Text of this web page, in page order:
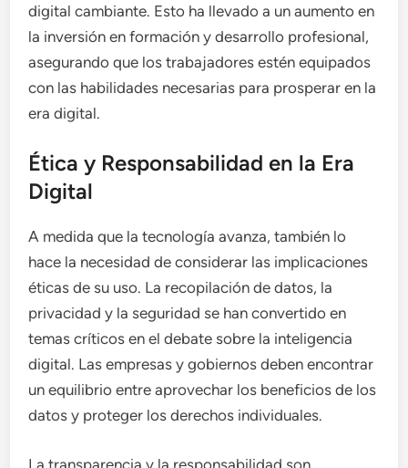
digital cambiante. Esto ha llevado a un aumento en
la inversión en formación y desarrollo profesional,
asegurando que los trabajadores estén equipados
con las habilidades necesarias para prosperar en la
era digital.
Ética y Responsabilidad en la Era
Digital
A medida que la tecnología avanza, también lo
hace la necesidad de considerar las implicaciones
éticas de su uso. La recopilación de datos, la
privacidad y la seguridad se han convertido en
temas críticos en el debate sobre la inteligencia
digital. Las empresas y gobiernos deben encontrar
un equilibrio entre aprovechar los beneficios de los
datos y proteger los derechos individuales.
La transparencia y la responsabilidad son